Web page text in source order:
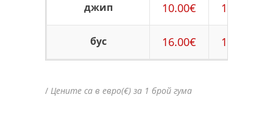
джип 10.00€ 12.00€
бус 16.00€ 18.00€
/ Цените са в евро(€) за 1 брой гума